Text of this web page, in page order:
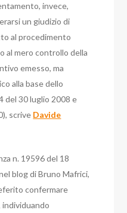
invece,
un giudizio di
al procedimento
al mero controllo della
emesso, ma
alla base dello
del 30 luglio 2008 e
scrive Davide
n. 19596 del 18
blog di Bruno Mafrici,
confermare
individuando